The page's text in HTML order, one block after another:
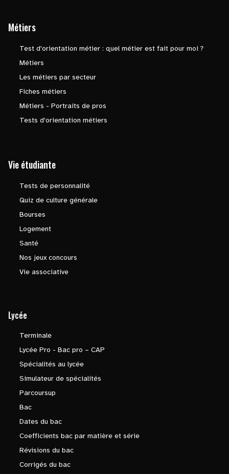
Métiers
Test d'orientation métier : quel métier est fait pour moi ?
Métiers
Les métiers par secteur
Fiches métiers
Métiers - Portraits de pros
Tests d'orientation métiers
Vie étudiante
Tests de personnalité
Quiz de culture générale
Bourses
Logement
Santé
Nos jeux concours
Vie associative
Lycée
Terminale
Lycée Pro - Bac pro – CAP
Spécialités au lycée
Simulateur de spécialités
Parcoursup
Bac
Dates du bac
Coefficients bac par matière et série
Révisions du bac
Corrigés du bac